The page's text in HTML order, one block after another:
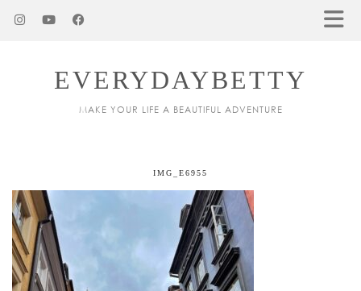
EVERYDAYBETTY
MAKE YOUR LIFE A BEAUTIFUL ADVENTURE
IMG_E6955